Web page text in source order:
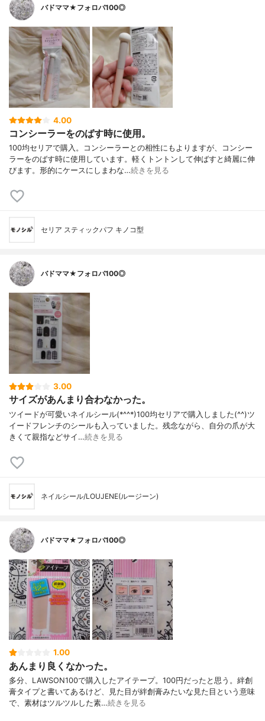
バドママ★フォロバ100◎
4.00
コンシーラーをのばす時に使用。
100均セリアで購入。コンシーラーとの相性にもよりますが、コンシー
ラーをのばす時に使用しています。軽くトントンして伸ばすと綺麗に伸
びます。形的にケースにしまわな…続きを見る
セリア スティックパフ キノコ型
バドママ★フォロバ100◎
3.00
サイズがあんまり合わなかった。
ツイードが可愛いネイルシール(*^^*)100均セリアで購入しました(^^)ツ
イードフレンチのシールも入っていました。残念ながら、自分の爪が大
きくて親指などサイ…続きを見る
ネイルシール/LOUJENE(ルージーン)
バドママ★フォロバ100◎
1.00
あんまり良くなかった。
多分、LAWSON100で購入したアイテープ。100円だったと思う。絆創
膏タイプと書いてあるけど、見た目が絆創膏みたいな見た目という意味
で、素材はツルツルした素…続きを見る